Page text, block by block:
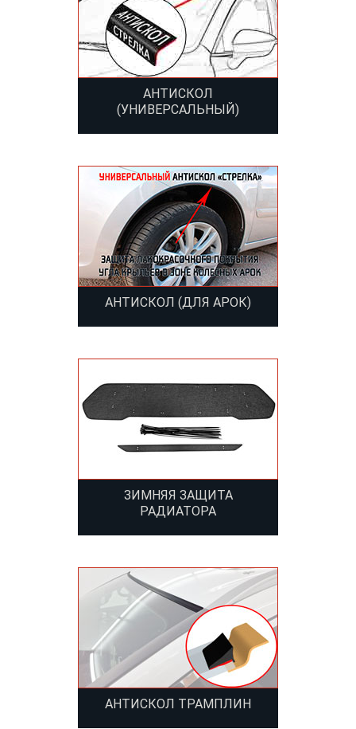
АНТИСКОЛ
(УНИВЕРСАЛЬНЫЙ)
АНТИСКОЛ (ДЛЯ АРОК)
ЗИМНЯЯ ЗАЩИТА
РАДИАТОРА
АНТИСКОЛ ТРАМПЛИН